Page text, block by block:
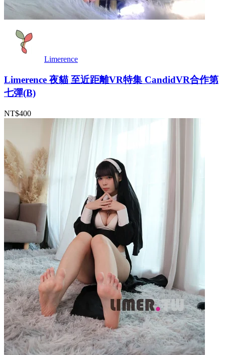
Limerence
Limerence 夜貓 至近距離VR特集 CandidVR合作第
七彈(B)
NT$400